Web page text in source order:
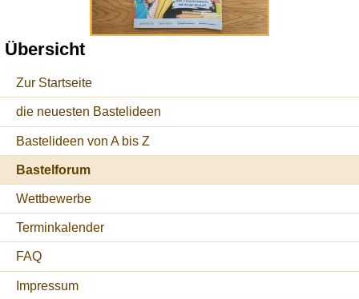
Übersicht
Zur Startseite
die neuesten Bastelideen
Bastelideen von A bis Z
Bastelforum
Wettbewerbe
Terminkalender
FAQ
Impressum